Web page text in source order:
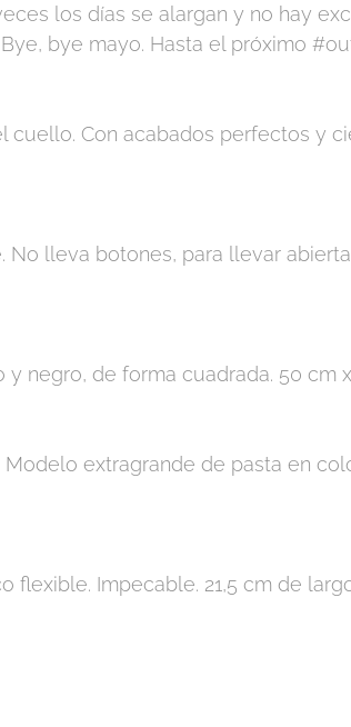
los días se alargan y no hay
bye mayo. Hasta el próximo
Con acabados perfectos y
lleva botones, para llevar
negro, de forma cuadrada. 50 cm
extragrande de pasta en
Impecable. 21,5 cm de